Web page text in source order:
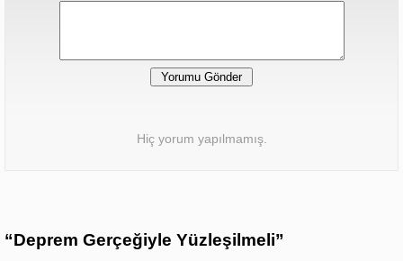
Hiç yorum yapılmamış.
“Deprem Gerçeğiyle Yüzleşilmeli”